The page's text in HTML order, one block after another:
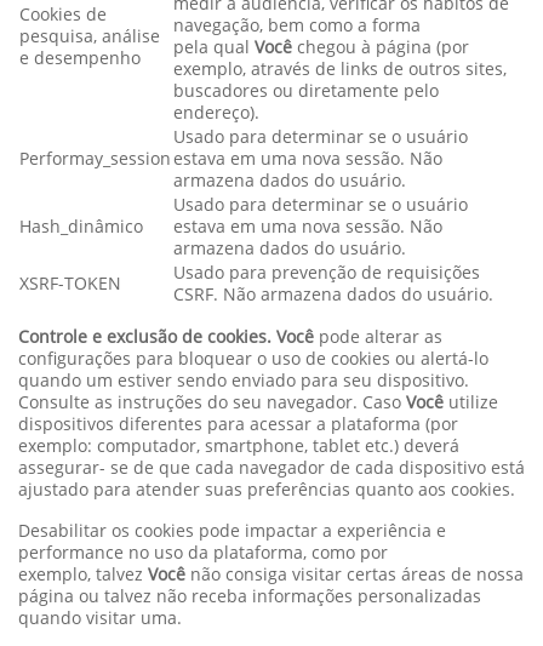
Cookies de
pesquisa, análise
e desempenho
navegação, bem como a forma
pela qual Você chegou à página (por
exemplo, através de links de outros sites,
buscadores ou diretamente pelo
endereço).
Performay_session
Usado para determinar se o usuário
estava em uma nova sessão. Não
armazena dados do usuário.
Hash_dinâmico
Usado para determinar se o usuário
estava em uma nova sessão. Não
armazena dados do usuário.
XSRF-TOKEN
Usado para prevenção de requisições
CSRF. Não armazena dados do usuário.
Controle e exclusão de cookies. Você pode alterar as
configurações para bloquear o uso de cookies ou alertá-lo
quando um estiver sendo enviado para seu dispositivo.
Consulte as instruções do seu navegador. Caso Você utilize
dispositivos diferentes para acessar a plataforma (por
exemplo: computador, smartphone, tablet etc.) deverá
assegurar- se de que cada navegador de cada dispositivo está
ajustado para atender suas preferências quanto aos cookies.
Desabilitar os cookies pode impactar a experiência e
performance no uso da plataforma, como por
exemplo, talvez Você não consiga visitar certas áreas de nossa
página ou talvez não receba informações personalizadas
quando visitar uma.